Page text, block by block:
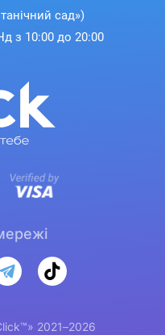
сад»)
з 10:00 до 20:00
2021–2026